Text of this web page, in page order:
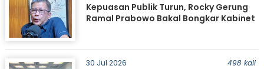
Kepuasan Publik Turun, Rocky Gerung
Ramal Prabowo Bakal Bongkar Kabinet
30 Jul 2026 498 kali